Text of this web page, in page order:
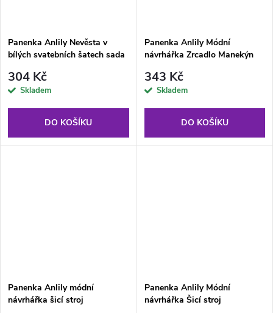
Panenka Anlily Nevěsta v
bílých svatebních šatech sada
304 Kč
Skladem
DO KOŠÍKU
Panenka Anlily Módní
návrhářka Zrcadlo Manekýn
343 Kč
Skladem
DO KOŠÍKU
Panenka Anlily módní
návrhářka šicí stroj
Panenka Anlily Módní
návrhářka Šicí stroj